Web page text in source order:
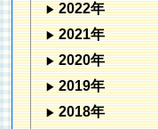
2022年
2021年
2020年
2019年
2018年